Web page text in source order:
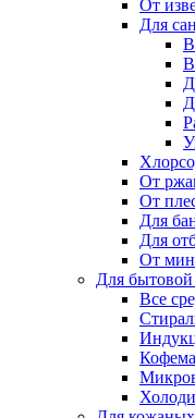
От
Для
От
От
Для
Для
От
Для
Все